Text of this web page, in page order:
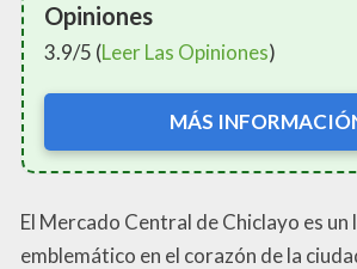
Opiniones
3.9/5 (Leer Las Opiniones)
MÁS
El Mercado Central de Chiclayo es un
emblemático en el corazón de la